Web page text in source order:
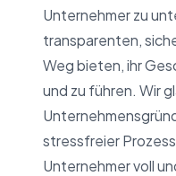
Unternehmer zu
transparenten,
Weg bieten, ihr
und zu führen. Wir
stressfreier
Unternehmer voll